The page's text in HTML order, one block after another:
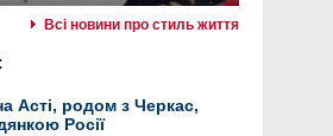
Всі новини про стиль життя
Асті, родом з Черкас,
Росії